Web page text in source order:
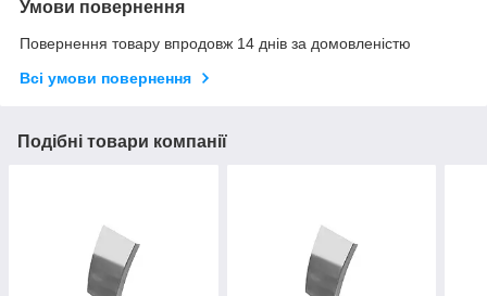
Умови повернення
Повернення товару впродовж 14 днів за домовленістю
Всі умови повернення
Подібні товари компанії